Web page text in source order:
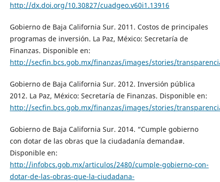
http://dx.doi.org/10.30827/cuadgeo.v60i1.13916
Gobierno de Baja California Sur. 2011. Costos de principales
programas de inversión. La Paz, México: Secretaría de
Finanzas. Disponible en:
http://secfin.bcs.gob.mx/finanzas/images/stories/
Gobierno de Baja California Sur. 2012. Inversión pública
2012. La Paz, México: Secretaría de Finanzas. Disponible en:
http://secfin.bcs.gob.mx/finanzas/images/stories/
Gobierno de Baja California Sur. 2014. “Cumple gobierno
con dotar de las obras que la ciudadanía demanda#.
Disponible en:
http://infobcs.gob.mx/articulos/2480/cumple-gobierno-con-
dotar-de-las-obras-que-la-ciudadana-